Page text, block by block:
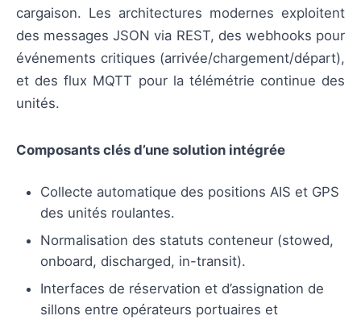
cargaison. Les architectures modernes exploitent
des messages JSON via REST, des webhooks pour
événements critiques (arrivée/chargement/départ),
et des flux MQTT pour la télémétrie continue des
unités.
Composants clés d’une solution intégrée
Collecte automatique des positions AIS et GPS
des unités roulantes.
Normalisation des statuts conteneur (stowed,
onboard, discharged, in-transit).
Interfaces de réservation et d’assignation de
sillons entre opérateurs portuaires et